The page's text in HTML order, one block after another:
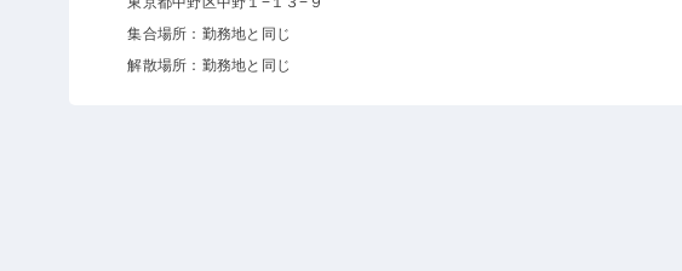
集合場所：勤務地と同じ
解散場所：勤務地と同じ